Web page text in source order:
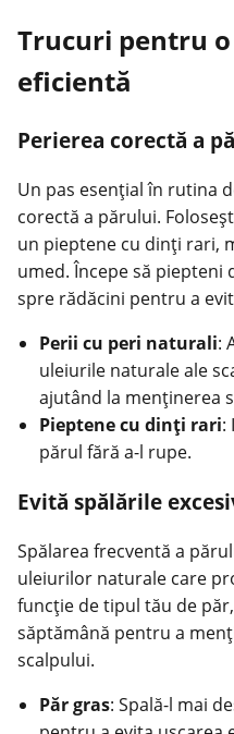
Trucuri pentru
eficientă
Perierea corectă a
Un pas esențial în rutina
corectă a părului.
un pieptene cu dinți rari,
umed. Începe să
spre rădăcini pentru a
Perii cu peri naturali:
uleiurile naturale ale
ajutând la menținerea
Pieptene cu dinți rari:
părul fără a-l rupe.
Evită spălările
Spălarea frecventă a
uleiurilor naturale care
funcție de tipul tău de
săptămână pentru a
scalpului.
Păr gras: Spală-l mai